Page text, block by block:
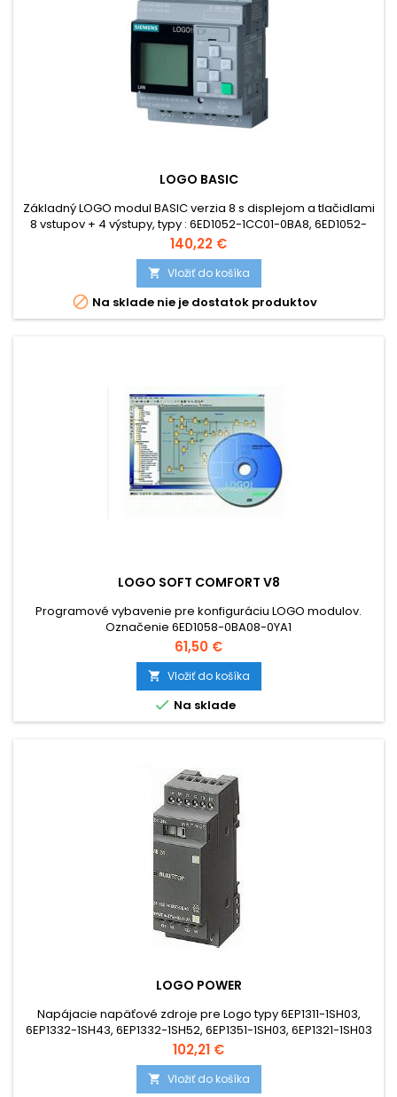
LOGO BASIC
Základný LOGO modul BASIC verzia 8 s displejom a tlačidlami
8 vstupov + 4 výstupy, typy : 6ED1052-1CC01-0BA8, 6ED1052-
1MD00-0BA8, 6ED1052-1HB00-0BA8, 6ED1052-1FB00-0BA8.
Cena
140,22 €
 Vložiť do košíka
 Na sklade nie je dostatok produktov
LOGO SOFT COMFORT V8
Programové vybavenie pre konfiguráciu LOGO modulov.
Označenie 6ED1058-0BA08-0YA1
Cena
61,50 €
 Vložiť do košíka
 Na sklade
LOGO POWER
Napájacie napäťové zdroje pre Logo typy 6EP1311-1SH03,
6EP1332-1SH43, 6EP1332-1SH52, 6EP1351-1SH03, 6EP1321-1SH03
....
Cena
102,21 €
 Vložiť do košíka